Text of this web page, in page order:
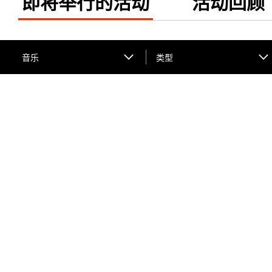
即将举行的活动 活动回顾
音乐 类型